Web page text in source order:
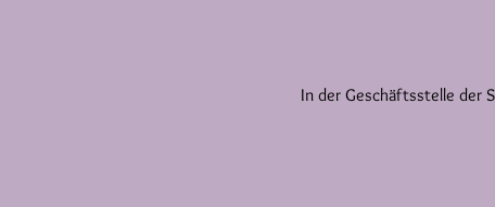
In der Geschäftsstelle der